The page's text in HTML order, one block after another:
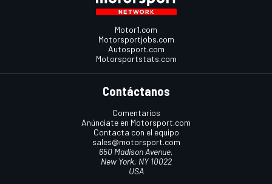
Motor1.com
Motorsportjobs.com
Autosport.com
Motorsportstats.com
Contáctanos
Comentarios
Anúnciate en Motorsport.com
Contacta con el equipo
sales@motorsport.com
650 Madison Avenue,
New York, NY 10022
USA